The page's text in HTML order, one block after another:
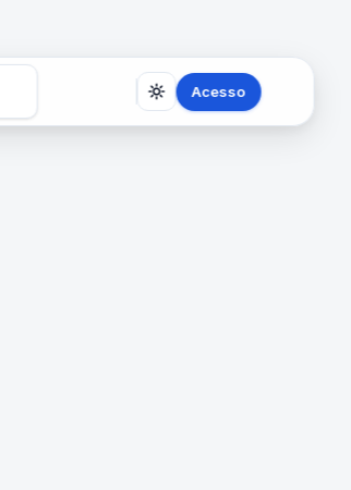
Acesso